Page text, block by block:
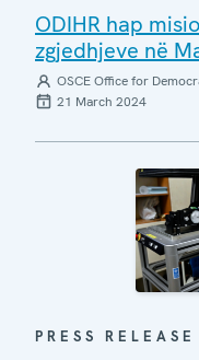
ODIHR hap
zgjedhjeve në
OSCE Office for
21 March 2024
PRESS RELEASE